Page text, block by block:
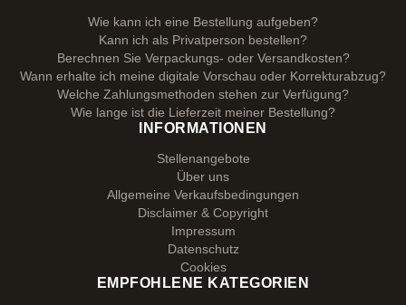
Wie kann ich eine Bestellung aufgeben?
Kann ich als Privatperson bestellen?
Berechnen Sie Verpackungs- oder Versandkosten?
Wann erhalte ich meine digitale Vorschau oder Korrekturabzug?
Welche Zahlungsmethoden stehen zur Verfügung?
Wie lange ist die Lieferzeit meiner Bestellung?
INFORMATIONEN
Stellenangebote
Über uns
Allgemeine Verkaufsbedingungen
Disclaimer & Copyright
Impressum
Datenschutz
Cookies
EMPFOHLENE KATEGORIEN